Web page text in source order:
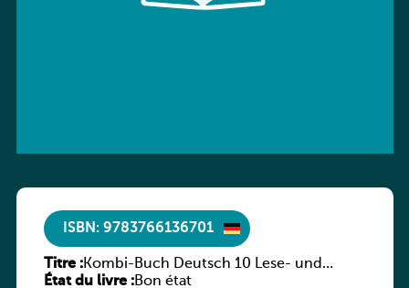
ISBN: 9783766136701
Titre :Kombi-Buch Deutsch 10 Lese- und
Sprachbuch
État du livre :Bon état